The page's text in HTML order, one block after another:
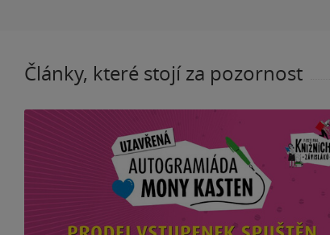
Články, které stojí za pozornost